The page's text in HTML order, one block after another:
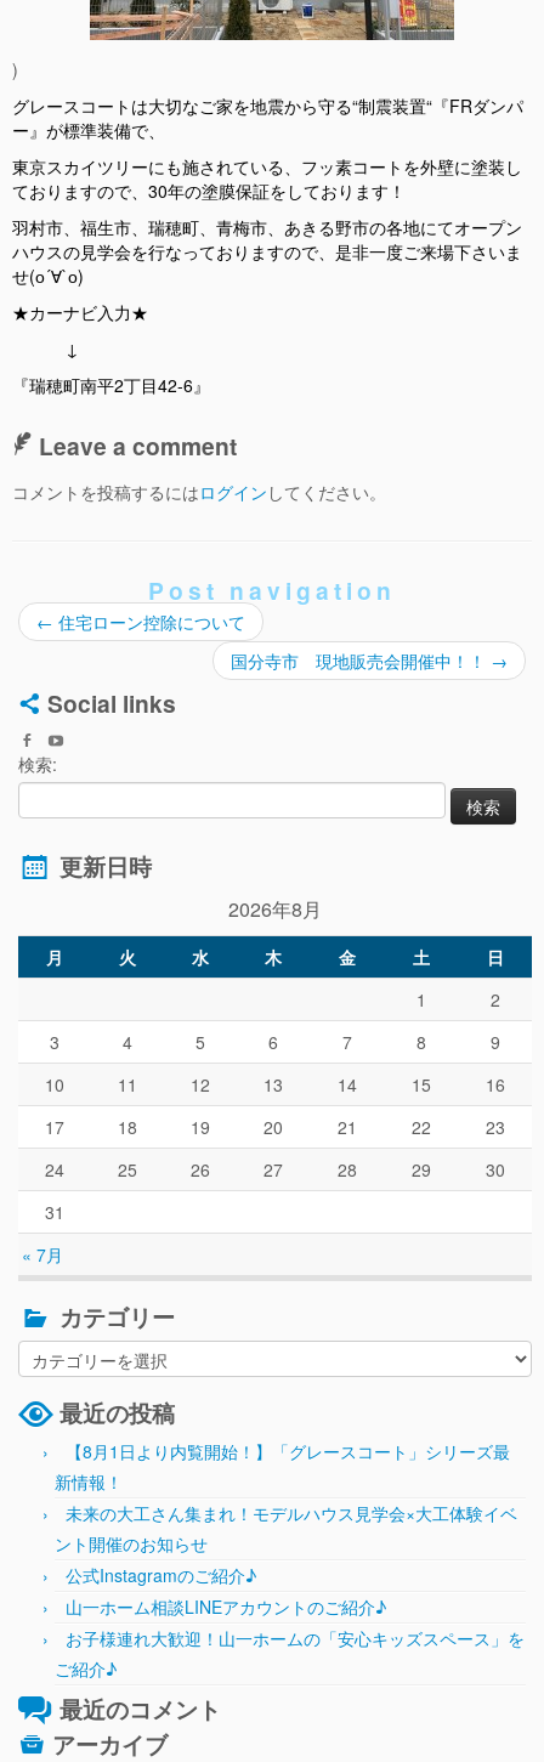
)
グレースコートは大切なご家を地震から守る“制震装置“ 『FRダンパ
ー』が標準装備で、
東京スカイツリーにも施されている、フッ素コートを外壁に塗装し
ておりますので、 30年の塗膜保証をしております！
羽村市、福生市、瑞穂町、青梅市、あきる野市の各地にてオープン
ハウスの見学会を行なっておりますので、是非一度ご来場下さいま
せ(о´∀`о)
★カーナビ入力★
↓
『瑞穂町南平2丁目42-6』
Leave a comment
コメントを投稿するにはログイン してください。
Post navigation
← 住宅ローン控除について
国分寺市 現地販売会開催中！！ →
Social links
検索:
更新日時
2026年8月
月 火 水 木 金 土 日
« 7月
1
2
3
4 5 6 7 8
9
10
11 12 13 14 15
16
17
18 19 20 21 22
23
24
25 26 27 28 29
30
31
カテゴリー
最近の投稿
【8月1日より内覧開始！】「グレースコート」シリーズ最
新情報！
未来の大工さん集まれ！モデルハウス見学会×大工体験イベ
ント開催のお知らせ
公式Instagramのご紹介♪
山一ホーム相談LINEアカウントのご紹介♪
お子様連れ大歓迎！山一ホームの「安心キッズスペース」を
ご紹介♪
最近のコメント
アーカイブ